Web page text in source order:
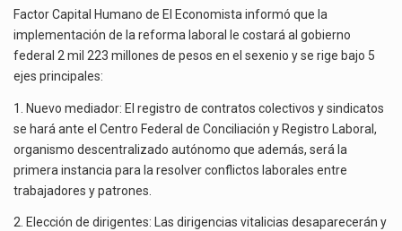
Factor Capital Humano de El Economista informó que la
implementación de la reforma laboral le costará al gobierno
federal 2 mil 223 millones de pesos en el sexenio y se rige bajo 5
ejes principales:
1. Nuevo mediador: El registro de contratos colectivos y sindicatos
se hará ante el Centro Federal de Conciliación y Registro Laboral,
organismo descentralizado autónomo que además, será la
primera instancia para la resolver conflictos laborales entre
trabajadores y patrones.
2. Elección de dirigentes: Las dirigencias vitalicias desaparecerán y